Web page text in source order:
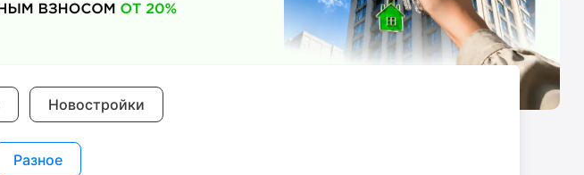
Новостройки
Разное